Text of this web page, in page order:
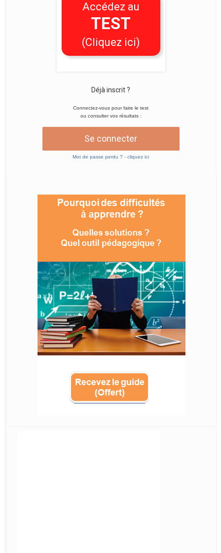
Accédez au
TEST
(Cliquez ici)
Déjà inscrit ?
Connectez-vous pour faire le test
ou consulter vos résultats :
Se connecter
Mot de passe perdu ? - cliquez ici